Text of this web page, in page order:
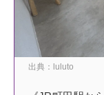
出典：luluto